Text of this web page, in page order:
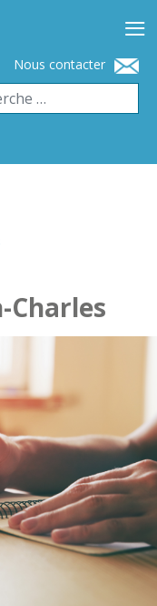
Nous contacter
Charles
≡